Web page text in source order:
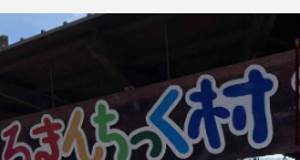
撮影支援・
MICE